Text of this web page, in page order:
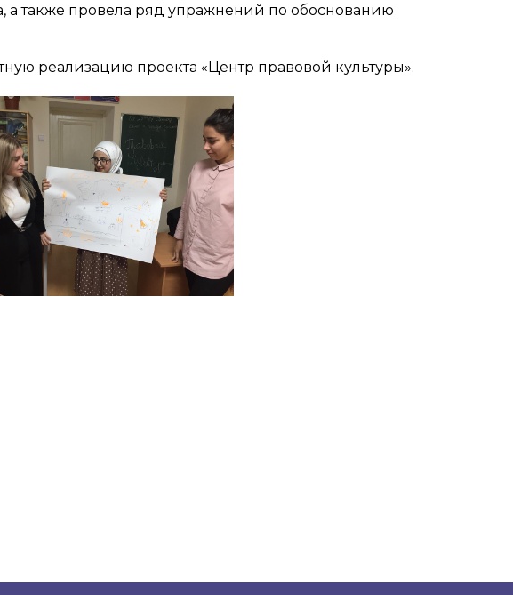
а также провела ряд упражнений по обоснованию
реализацию проекта «Центр правовой культуры».